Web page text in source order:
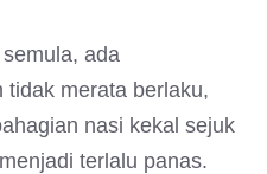
ada
tidak merata berlaku,
nasi kekal sejuk
terlalu panas.